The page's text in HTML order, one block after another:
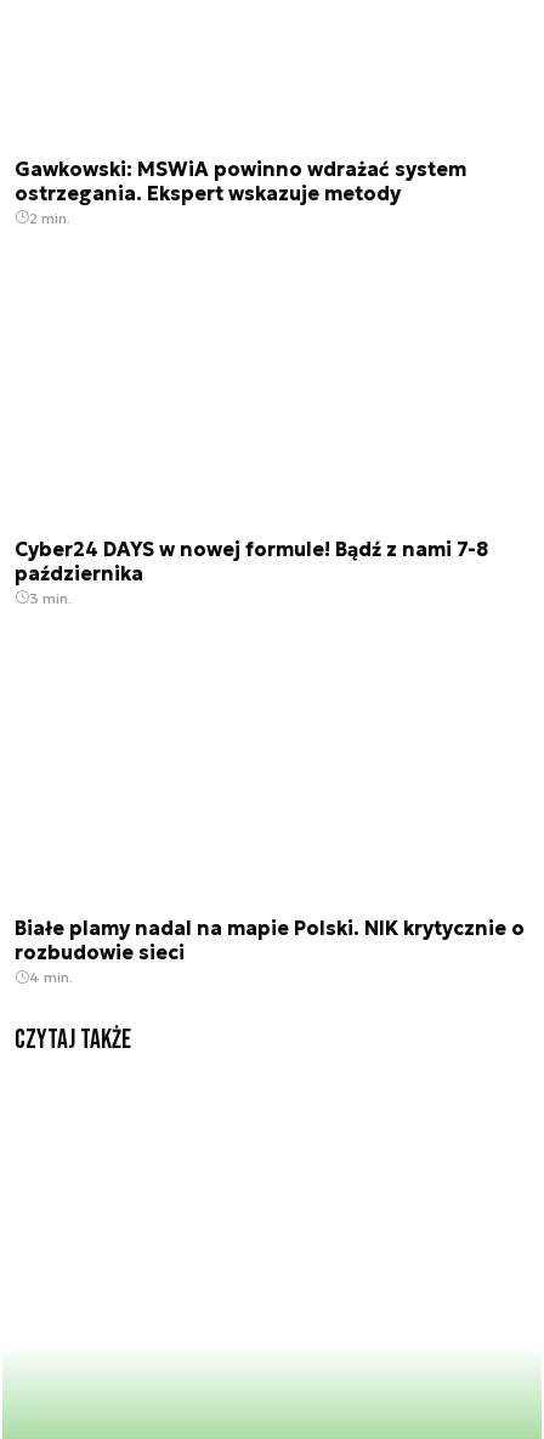
Gawkowski: MSWiA powinno wdrażać system
ostrzegania. Ekspert wskazuje metody
2 min.
Cyber24 DAYS w nowej formule! Bądź z nami 7-8
października
3 min.
Białe plamy nadal na mapie Polski. NIK krytycznie o
rozbudowie sieci
4 min.
Czytaj także